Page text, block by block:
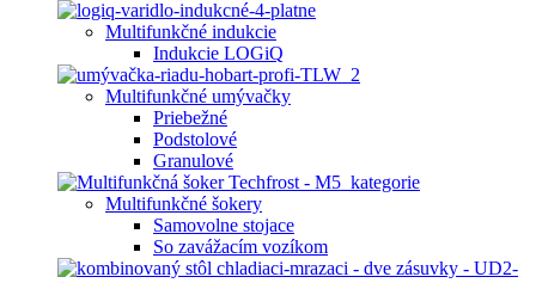
Multifunkčné indukcie
Indukcie LOGiQ
Multifunkčné umývačky
Priebežné
Podstolové
Granulové
Multifunkčné šokery
Samovolne stojace
So zavážacím vozíkom